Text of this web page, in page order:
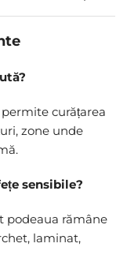
permite curățarea
zone unde
sensibile?
podeaua rămâne
laminat,